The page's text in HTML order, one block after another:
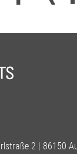
2 | 86150